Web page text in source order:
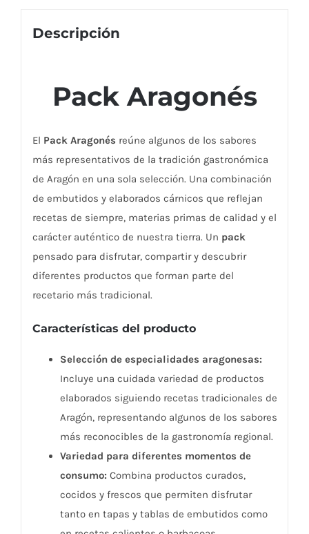
Descripción
Pack Aragonés
El Pack Aragonés reúne algunos de los sabores
más representativos de la tradición gastronómica
de Aragón en una sola selección. Una combinación
de embutidos y elaborados cárnicos que reflejan
recetas de siempre, materias primas de calidad y el
carácter auténtico de nuestra tierra. Un pack
pensado para disfrutar, compartir y descubrir
diferentes productos que forman parte del
recetario más tradicional.
Características del producto
Selección de especialidades aragonesas:
Incluye una cuidada variedad de productos
elaborados siguiendo recetas tradicionales de
Aragón, representando algunos de los sabores
más reconocibles de la gastronomía regional.
Variedad para diferentes momentos de
consumo: Combina productos curados,
cocidos y frescos que permiten disfrutar
tanto en tapas y tablas de embutidos como